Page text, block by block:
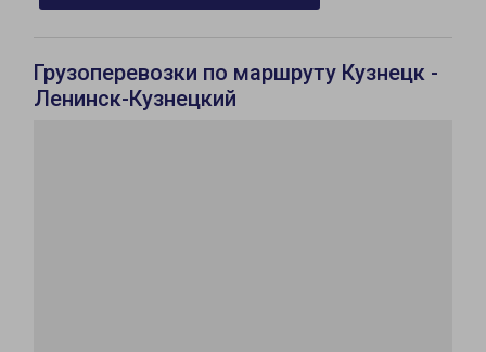
Грузоперевозки по маршруту Кузнецк -
Ленинск-Кузнецкий